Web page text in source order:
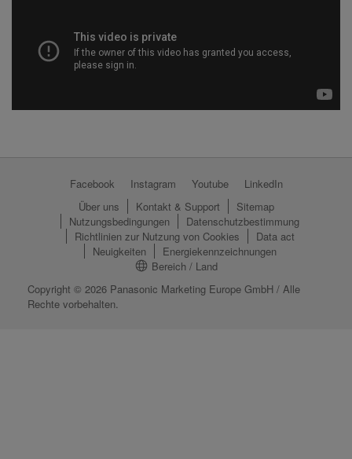
Facebook Instagram Youtube
LinkedIn
Über uns
Kontakt & Support
Sitemap
Nutzungsbedingungen
Datenschutzbestimmung
Richtlinien zur Nutzung von Cookies
Data act
Neuig­keiten
Energiekennzeichnungen
Bereich / Land
Copyright © 2026 Panasonic Marketing Europe GmbH / Alle
Rechte vorbehalten.